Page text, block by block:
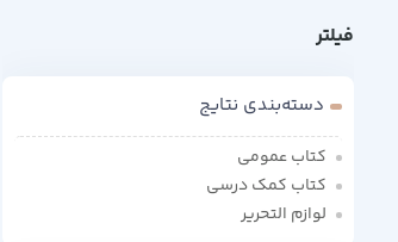
فیلتر
دسته‌بندی نتایج
کتاب عمومی
کتاب کمک درسی
لوازم التحریر